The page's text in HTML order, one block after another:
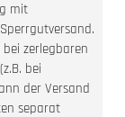
mit
zerlegbaren
bei
der Versand
separat